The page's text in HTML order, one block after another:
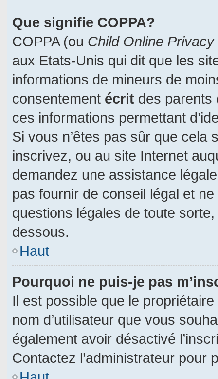
Que signifie COPPA?
COPPA (ou Child Online
aux Etats-Unis qui dit que les
informations de mineurs de
consentement écrit des parents
ces informations permettant
Si vous n’êtes pas sûr que cela
inscrivez, ou au site Internet
demandez une assistance
pas fournir de conseil légal et
questions légales de toute
dessous.
Haut
Pourquoi ne puis-je pas
Il est possible que le
nom d’utilisateur que vous
également avoir désactivé
Contactez l’administrateur pour